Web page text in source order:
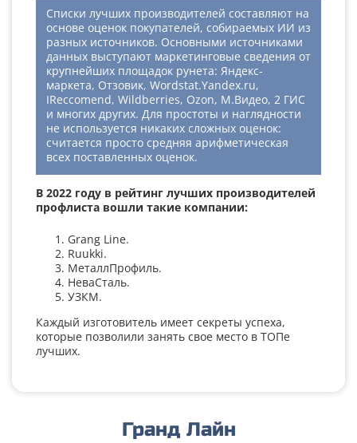
Списки лучших производителей составляют на
основе оценок покупателей, собираемых ИИ из
разных источников. Основными источниками
данных выступают маркетинговые сведения от
крупнейших площадок рунета: Яндекс-
маркета, Отзовик, Wordstat.Yandex.ru,
IReccomend, Wildberries, Ozon, М.Видео, 2 ГИС
и многих других. Для простоты и наглядности
не используется никаких сложных оценок:
считается просто средняя арифметическая
всех поставленных оценок.
В 2022 году в рейтинг лучших производителей
профлиста вошли такие компании:
Grang Line.
Ruukki.
МеталлПрофиль.
НеваСталь.
УЗКМ.
Каждый изготовитель имеет секреты успеха,
которые позволили занять свое место в ТОПе
лучших.
Гранд Лайн